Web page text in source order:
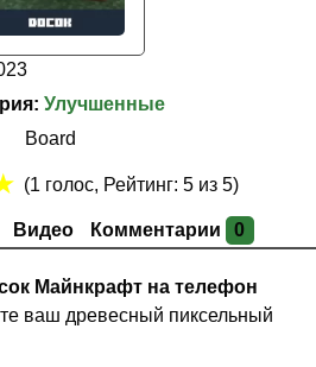
Улучшенные
Board
Видео Комментарии 0
(1 голос, Рейтинг:5 из 5)
Майнкрафт на телефон
ваш древесный пиксельный